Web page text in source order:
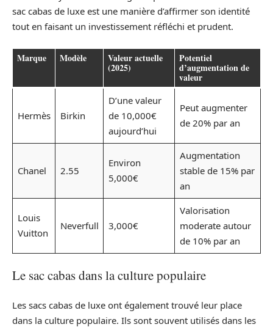
sac cabas de luxe est une manière d’affirmer son identité
tout en faisant un investissement réfléchi et prudent.
Marque Modèle Valeur actuelle
(2025)
Potentiel
d’augmentation de
valeur
Hermès Birkin
D’une valeur
de 10,000€
aujourd’hui
Peut augmenter
de 20% par an
Chanel 2.55
Environ
5,000€
Augmentation
stable de 15% par
an
Louis
Vuitton
Neverfull 3,000€
Valorisation
moderate autour
de 10% par an
Le sac cabas dans la culture populaire
Les sacs cabas de luxe ont également trouvé leur place
dans la culture populaire. Ils sont souvent utilisés dans les